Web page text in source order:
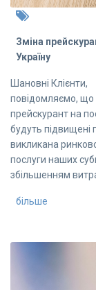
Зміна
Україну
Шановні Клієнти,
повідомляємо, що
прейскурант на
будуть підвищені
викликана
послуги наших
збільшенням
більше